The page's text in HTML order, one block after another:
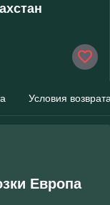
Условия
Европа